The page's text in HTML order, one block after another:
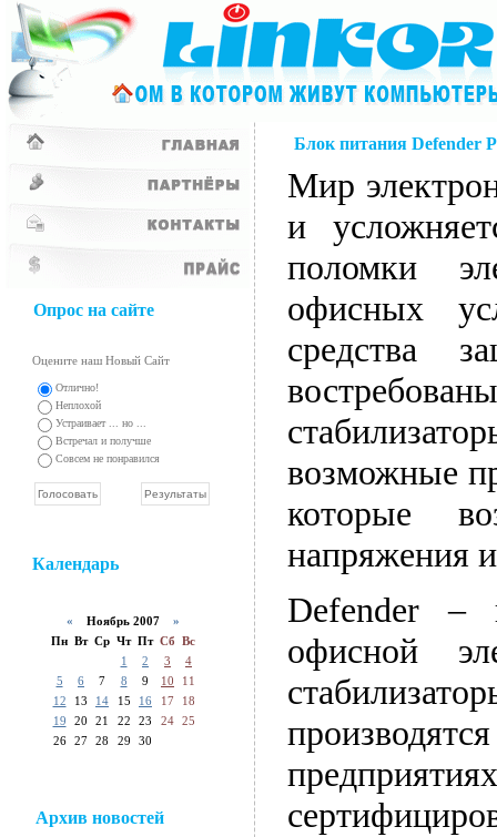
Опрос на сайте
Оцените наш Новый Сайт
Отлично!
Неплохой
Устраивает ... но ...
Встречал и получше
Совсем не понравился
Календарь
« Ноябрь 2007 »
Пн Вт Ср Чт Пт Сб Вс
1
2 3
4
5
6 7 8 9 10
11
12
13 14 15 16 17
18
19
20 21 22 23 24 25
26
27 28 29 30
Архив новостей
Блок питания Defender
Мир
и
поломки
офисных
средства
возможные
которые
напряжения
Defender –
офисной